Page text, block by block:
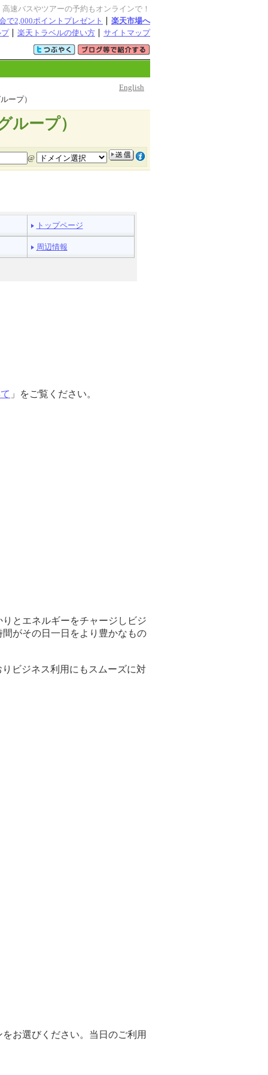
速バスやツアーの予約もオンラインで！
で2,000ポイントプレゼント
楽天市場へ
楽天トラベルの使い方 サイトマップ
English
ープ）
ープ）
@
トップページ
周辺情報
」をご覧ください。
とエネルギーをチャージしビジ
がその日一日をより豊かなもの
ビジネス利用にもスムーズに対
お選びください。当日のご利用